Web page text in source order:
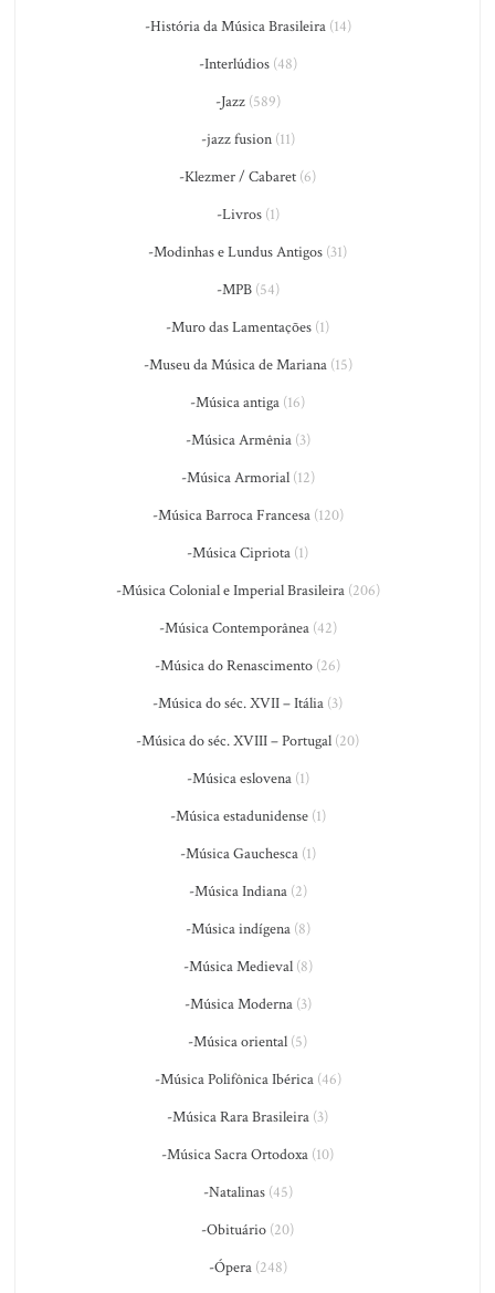
-História da Música Brasileira(14)
-Interlúdios(48)
-Jazz(589)
-jazz fusion(11)
-Klezmer / Cabaret (6)
-Livros(1)
-Modinhas e Lundus Antigos (31)
-MPB(54)
-Muro das Lamentações (1)
-Museu da Música de Mariana(15)
-Música antiga (16)
-Música Armênia(3)
-Música Armorial(12)
-Música Barroca Francesa(120)
-Música Cipriota (1)
-Música Colonial e Imperial Brasileira(206)
-Música Contemporânea(42)
-Música do Renascimento (26)
-Música do séc. XVII – Itália (3)
-Música do séc. XVIII – Portugal (20)
-Música eslovena(1)
-Música estadunidense(1)
-Música Gauchesca(1)
-Música Indiana(2)
-Música indígena(8)
-Música Medieval(8)
-Música Moderna(3)
-Música oriental (5)
-Música Polifônica Ibérica(46)
-Música Rara Brasileira (3)
-Música Sacra Ortodoxa (10)
-Natalinas(45)
-Obituário (20)
-Ópera(248)